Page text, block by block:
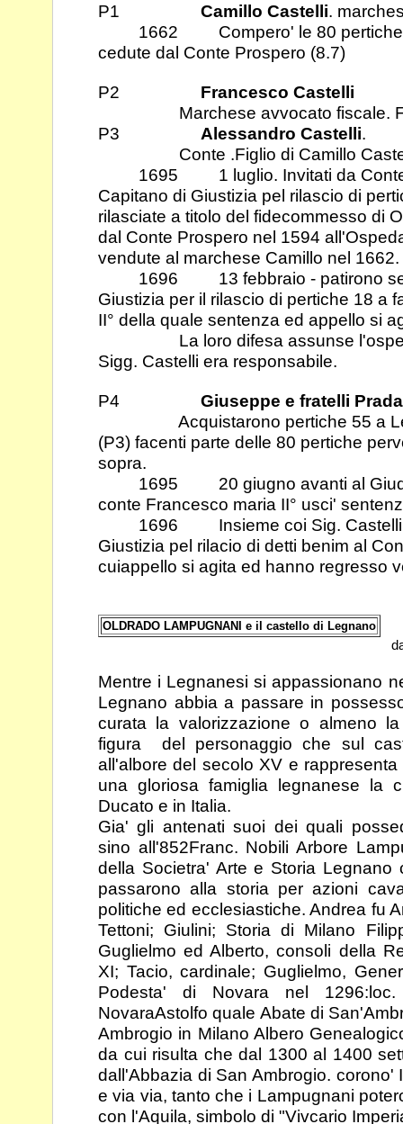
P1 Camillo Castelli.
1662 Compero' le 80 pertiche
cedute dal Conte Prospero (8.7)
P2 Francesco Castelli
Marchese avvocato fiscale.
P3 Alessandro Castelli.
Conte .Figlio di Camillo
1695 1 luglio. Invitati da Conte
Capitano di Giustizia pel rilascio di
rilasciate a titolo del fidecommesso di
dal Conte Prospero nel 1594
vendute al marchese Camillo nel 1662.
1696 13 febbraio - patirono
Giustizia per il rilascio di pertiche 18 a
II° della quale sentenza ed appello si
La loro difesa assunse
Sigg. Castelli era responsabile.
P4 Giuseppe e fratelli Prada
Acquistarono pertiche 55 a
(P3) facenti parte delle 80 pertiche
sopra.
1695 20 giugno avanti al
conte Francesco maria II° usci'
1696 Insieme coi Sig. Castelli
Giustizia pel rilacio di detti benim al
cuiappello si agita ed hanno regresso
OLDRADO LAMPUGNANI e il castello di Legnano
Mentre i Legnanesi si appassionano
Legnano abbia a passare in
curata la valorizzazione o almeno
figura del personaggio che sul
all'albore del secolo XV e
una gloriosa famiglia legnanese la
Ducato e in Italia.
Gia' gli antenati suoi dei quali
sino all'852Franc. Nobili Arbore
della Societra' Arte e Storia Legnano
passarono alla storia per azioni
politiche ed ecclesiastiche. Andrea fu
Tettoni; Giulini; Storia di Milano
Guglielmo ed Alberto, consoli della
XI; Tacio, cardinale; Guglielmo,
Podesta' di Novara nel 1296:
NovaraAstolfo quale Abate di
Ambrogio in Milano Albero
da cui risulta che dal 1300 al 1400
dall'Abbazia di San Ambrogio. corono'
e via via, tanto che i Lampugnani
con l'Aquila, simbolo di "Vivcario